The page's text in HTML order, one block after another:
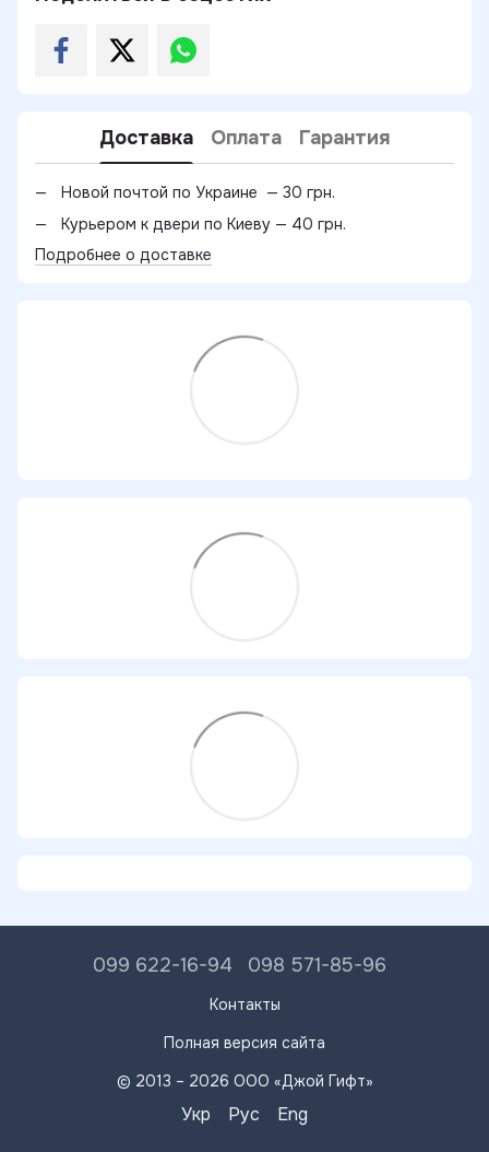
Доставка Оплата Гарантия
Новой почтой по Украине — 30 грн.
Курьером к двери по Киеву — 40 грн.
Подробнее о доставке
099 622-16-94 098 571-85-96
Контакты
Полная версия сайта
© 2013 – 2026 ООО «Джой Гифт»
Укр Рус Eng